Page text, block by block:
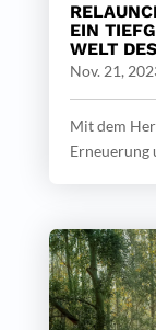
EIN
WELT
Nov. 21,
Mit dem
Erneuerung